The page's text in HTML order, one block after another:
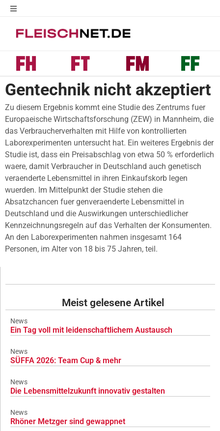
Gentechnik nicht akzeptiert
Zu diesem Ergebnis kommt eine Studie des Zentrums fuer
Europaeische Wirtschaftsforschung (ZEW) in Mannheim, die
das Verbraucherverhalten mit Hilfe von kontrollierten
Laborexperimenten untersucht hat. Ein weiteres Ergebnis der
Studie ist, dass ein Preisabschlag von etwa 50 % erforderlich
waere, damit Verbraucher in Deutschland auch genetisch
veraenderte Lebensmittel in ihren Einkaufskorb legen
wuerden. Im Mittelpunkt der Studie stehen die
Absatzchancen fuer genveraenderte Lebensmittel in
Deutschland und die Auswirkungen unterschiedlicher
Kennzeichnungsregeln auf das Verhalten der Konsumenten.
An den Laborexperimenten nahmen insgesamt 164
Personen, im Alter von 18 bis 75 Jahren, teil.
Meist gelesene Artikel
News
Ein Tag voll mit leidenschaftlichem Austausch
News
SÜFFA 2026: Team Cup & mehr
News
Die Lebensmittelzukunft innovativ gestalten
News
Rhöner Metzger sind gewappnet